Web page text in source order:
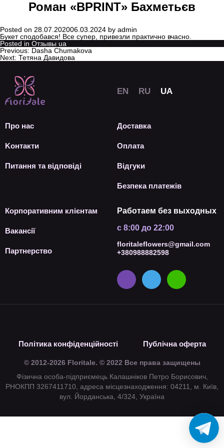
Роман «BPRINT» Бахметьєв
Posted on 28.07.202006.03.2024 by admin
Букет сподобався! Все супер, привезли практично вчасно.
Posted in Отзывы ua
Previous: Dasha Chumakova
Next: Тетяна Давидова
Про нас
Kонтакти
Питання та відповіді
Доставка
Оплата
Відгуки
Безпека платежів
Корпоративним клієнтам
Вакансії
Партнерство
Работаем без выходных
с 8:00 до 22:00
floritaleflowers@gmail.com
+380988882598
Політика конфіденційності Публічна оферта
© 2012-2026 Floritale. © 2022 Все права защищены
Фізична особа-підприємець Калашніков Петро Борисович,
РНОКПП 3267411710, адреса місцезнаходження: 04211, м. Київ,
вул. Йорданська, 4/324, Україна